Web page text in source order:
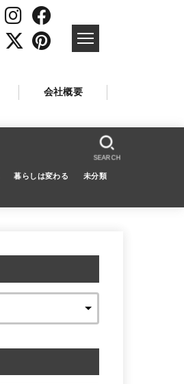
会社概要
暮らしは変わる 未分類
SEARCH